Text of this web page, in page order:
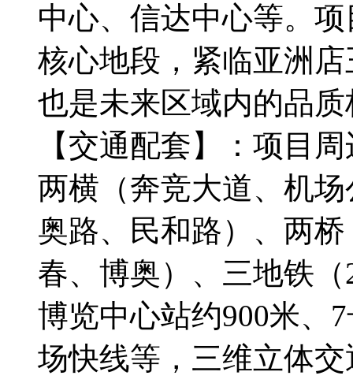
中心、信达中心等。
核心地段，紧临亚洲
也是未来区域内的品
【交通配套】：项目
两横（奔竞大道、机
奥路、民和路）、两
春、博奥）、三地铁
博览中心站约900米、
场快线等，三维立体